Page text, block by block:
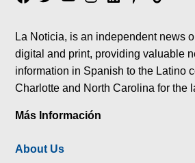
La Noticia, is an independent news
digital and print, providing valuable
information in Spanish to the Latino
Charlotte and North Carolina for the
Más Información
About Us